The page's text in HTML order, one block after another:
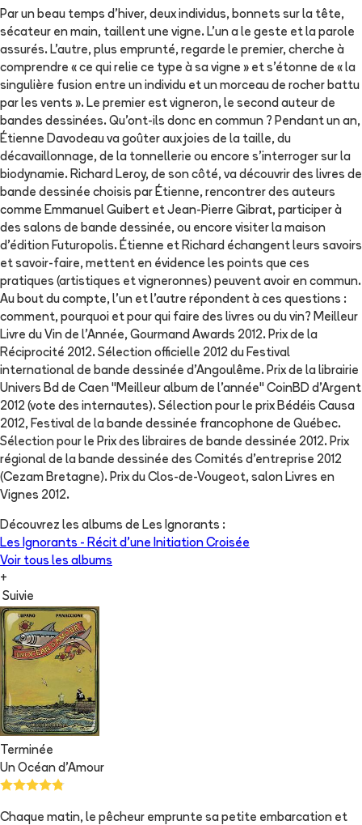
Par un beau temps d'hiver, deux individus, bonnets sur la tête,
sécateur en main, taillent une vigne. L'un a le geste et la parole
assurés. L'autre, plus emprunté, regarde le premier, cherche à
comprendre « ce qui relie ce type à sa vigne » et s'étonne de « la
singulière fusion entre un individu et un morceau de rocher battu
par les vents ». Le premier est vigneron, le second auteur de
bandes dessinées. Qu'ont-ils donc en commun ? Pendant un an,
Étienne Davodeau va goûter aux joies de la taille, du
décavaillonnage, de la tonnellerie ou encore s'interroger sur la
biodynamie. Richard Leroy, de son côté, va découvrir des livres de
bande dessinée choisis par Étienne, rencontrer des auteurs
comme Emmanuel Guibert et Jean-Pierre Gibrat, participer à
des salons de bande dessinée, ou encore visiter la maison
d'édition Futuropolis. Étienne et Richard échangent leurs savoirs
et savoir-faire, mettent en évidence les points que ces
pratiques (artistiques et vigneronnes) peuvent avoir en commun.
Au bout du compte, l'un et l'autre répondent à ces questions :
comment, pourquoi et pour qui faire des livres ou du vin? Meilleur
Livre du Vin de l'Année, Gourmand Awards 2012. Prix de la
Réciprocité 2012. Sélection officielle 2012 du Festival
international de bande dessinée d'Angoulême. Prix de la librairie
Univers Bd de Caen "Meilleur album de l'année" CoinBD d'Argent
2012 (vote des internautes). Sélection pour le prix Bédéis Causa
2012, Festival de la bande dessinée francophone de Québec.
Sélection pour le Prix des libraires de bande dessinée 2012. Prix
régional de la bande dessinée des Comités d'entreprise 2012
(Cezam Bretagne). Prix du Clos-de-Vougeot, salon Livres en
Vignes 2012.
Découvrez les albums de Les Ignorants :
Les Ignorants - Récit d'une Initiation Croisée
Voir tous les albums
+
Suivie
Terminée
Un Océan d'Amour
Chaque matin, le pêcheur emprunte sa petite embarcation et